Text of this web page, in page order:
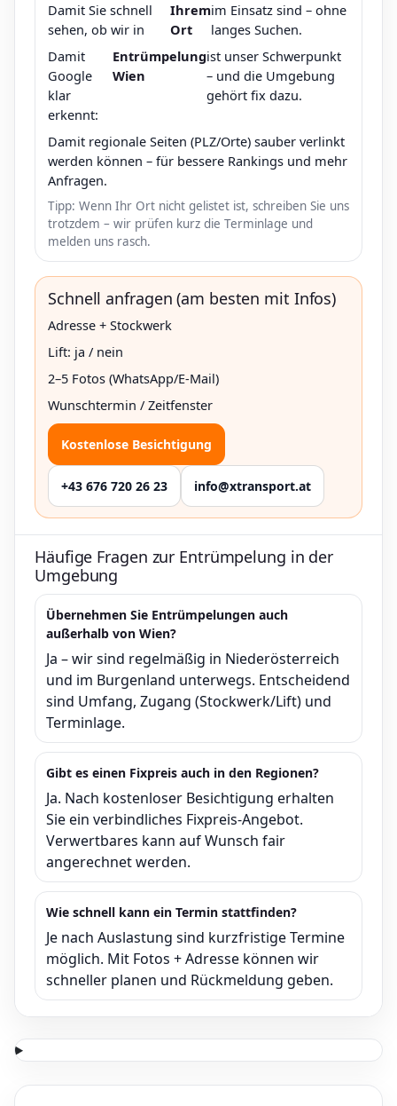
Damit Sie schnell
sehen, ob wir in
Ihrem
Ort
im Einsatz sind – ohne
langes Suchen.
Damit
Google
klar
erkennt:
Entrümpelung
Wien
ist unser Schwerpunkt
– und die Umgebung
gehört fix dazu.
Damit regionale Seiten (PLZ/Orte) sauber verlinkt
werden können – für bessere Rankings und mehr
Anfragen.
Tipp: Wenn Ihr Ort nicht gelistet ist, schreiben Sie uns
trotzdem – wir prüfen kurz die Terminlage und
melden uns rasch.
Schnell anfragen (am besten mit Infos)
Adresse + Stockwerk
Lift: ja / nein
2–5 Fotos (WhatsApp/E-Mail)
Wunschtermin / Zeitfenster
Kostenlose Besichtigung
+43 676 720 26 23 info@xtransport.at
Häufige Fragen zur Entrümpelung in der
Umgebung
Übernehmen Sie Entrümpelungen auch
außerhalb von Wien?
Ja – wir sind regelmäßig in Niederösterreich
und im Burgenland unterwegs. Entscheidend
sind Umfang, Zugang (Stockwerk/Lift) und
Terminlage.
Gibt es einen Fixpreis auch in den Regionen?
Ja. Nach kostenloser Besichtigung erhalten
Sie ein verbindliches Fixpreis-Angebot.
Verwertbares kann auf Wunsch fair
angerechnet werden.
Wie schnell kann ein Termin stattfinden?
Je nach Auslastung sind kurzfristige Termine
möglich. Mit Fotos + Adresse können wir
schneller planen und Rückmeldung geben.